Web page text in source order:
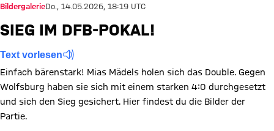
BildergalerieDo., 14.05.2026, 18:19 UTC
SIEG IM DFB-POKAL!
Text vorlesen
Einfach bärenstark! Mias Mädels holen sich das Double. Gegen
Wolfsburg haben sie sich mit einem starken 4:0 durchgesetzt
und sich den Sieg gesichert. Hier findest du die Bilder der
Partie.